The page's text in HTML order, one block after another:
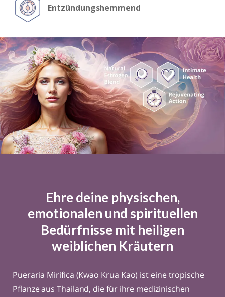
Entzündungshemmend
Ehre deine physischen,
emotionalen und spirituellen
Bedürfnisse mit heiligen
weiblichen Kräutern
Pueraria Mirifica (Kwao Krua Kao) ist eine tropische
Pflanze aus Thailand, die für ihre medizinischen